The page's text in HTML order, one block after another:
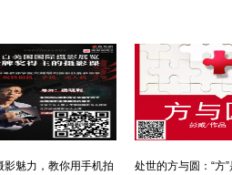
影魅力，教你用手机拍
处世的方与圆：“方”